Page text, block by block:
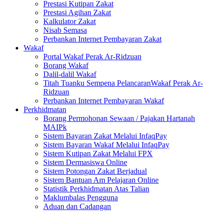
Prestasi Kutipan Zakat
Prestasi Agihan Zakat
Kalkulator Zakat
Nisab Semasa
Perbankan Internet Pembayaran Zakat
Wakaf
Portal Wakaf Perak Ar-Ridzuan
Borang Wakaf
Dalil-dalil Wakaf
Titah Tuanku Sempena PelancaranWakaf Perak Ar-
Ridzuan
Perbankan Internet Pembayaran Wakaf
Perkhidmatan
Borang Permohonan Sewaan / Pajakan Hartanah
MAIPk
Sistem Bayaran Zakat Melalui InfaqPay
Sistem Bayaran Wakaf Melalui InfaqPay
Sistem Kutipan Zakat Melalui FPX
Sistem Dermasiswa Online
Sistem Potongan Zakat Berjadual
Sistem Bantuan Am Pelajaran Online
Statistik Perkhidmatan Atas Talian
Maklumbalas Pengguna
Aduan dan Cadangan